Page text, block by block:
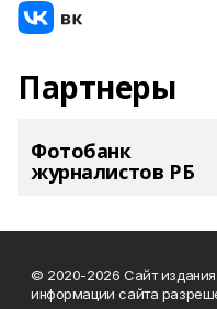
Партнеры
Фотобанк
журналистов РБ
© 2020-2026 Сайт
информации сайта